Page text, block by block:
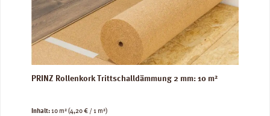
PRINZ Rollenkork Trittschalldämmung 2 mm: 10 m²
Inhalt:10 m²(4,20 € / 1 m²)